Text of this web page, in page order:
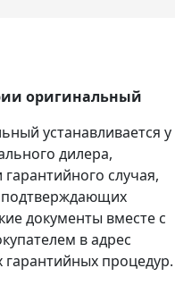
оригинальный
устанавливается у
дилера,
случая,
подтверждающих
документы вместе с
в адрес
процедур.